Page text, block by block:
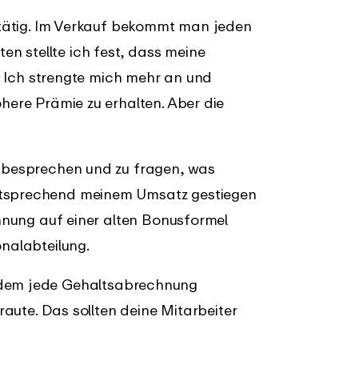
Im Verkauf bekommt man jeden
stellte ich fest, dass meine
strengte mich mehr an und
Prämie zu erhalten. Aber die
und zu fragen, was
meinem Umsatz gestiegen
auf einer alten Bonusformel
jede Gehaltsabrechnung
Das sollten deine Mitarbeiter